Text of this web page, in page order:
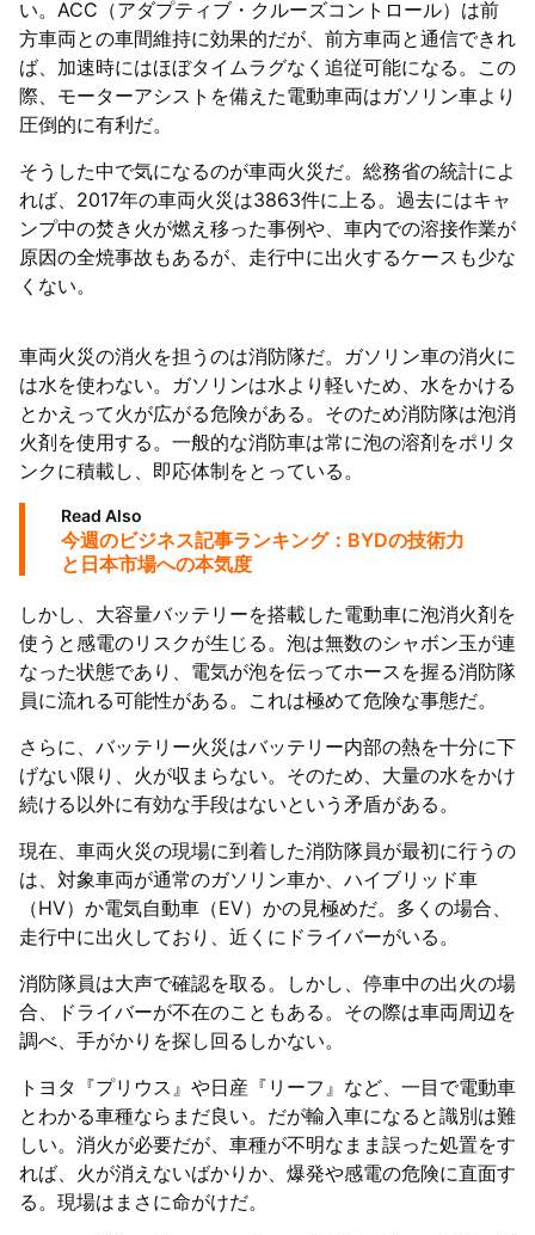
い。ACC（アダプティブ・クルーズコントロール）は前
方車両との車間維持に効果的だが、前方車両と通信できれ
ば、加速時にはほぼタイムラグなく追従可能になる。この
際、モーターアシストを備えた電動車両はガソリン車より
圧倒的に有利だ。
そうした中で気になるのが車両火災だ。総務省の統計によ
れば、2017年の車両火災は3863件に上る。過去にはキャ
ンプ中の焚き火が燃え移った事例や、車内での溶接作業が
原因の全焼事故もあるが、走行中に出火するケースも少な
くない。
車両火災の消火を担うのは消防隊だ。ガソリン車の消火に
は水を使わない。ガソリンは水より軽いため、水をかける
とかえって火が広がる危険がある。そのため消防隊は泡消
火剤を使用する。一般的な消防車は常に泡の溶剤をポリタ
ンクに積載し、即応体制をとっている。
Read Also
今週のビジネス記事ランキング：BYDの技術力
と日本市場への本気度
しかし、大容量バッテリーを搭載した電動車に泡消火剤を
使うと感電のリスクが生じる。泡は無数のシャボン玉が連
なった状態であり、電気が泡を伝ってホースを握る消防隊
員に流れる可能性がある。これは極めて危険な事態だ。
さらに、バッテリー火災はバッテリー内部の熱を十分に下
げない限り、火が収まらない。そのため、大量の水をかけ
続ける以外に有効な手段はないという矛盾がある。
現在、車両火災の現場に到着した消防隊員が最初に行うの
は、対象車両が通常のガソリン車か、ハイブリッド車
（HV）か電気自動車（EV）かの見極めだ。多くの場合、
走行中に出火しており、近くにドライバーがいる。
消防隊員は大声で確認を取る。しかし、停車中の出火の場
合、ドライバーが不在のこともある。その際は車両周辺を
調べ、手がかりを探し回るしかない。
トヨタ『プリウス』や日産『リーフ』など、一目で電動車
とわかる車種ならまだ良い。だが輸入車になると識別は難
しい。消火が必要だが、車種が不明なまま誤った処置をす
れば、火が消えないばかりか、爆発や感電の危険に直面す
る。現場はまさに命がけだ。